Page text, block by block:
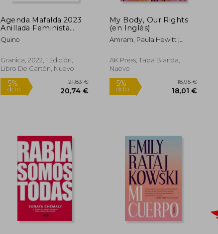
Agenda Mafalda 2023
Anillada Feminista
(Violeta)
Quino
Granica, 2022, 1 Edición,
Libro De Cartón, Nuevo
5%
dcto.
My Body, Our Rights
(en Inglés)
Amram, Paula Hewitt ;
Rebecca
AK Press, Tapa Blanda,
Nuevo
5%
dcto.